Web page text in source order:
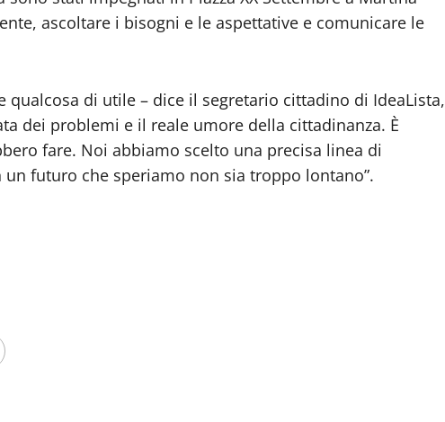
ascoltare i bisogni e le aspettative e comunicare le
di utile – dice il segretario cittadino di IdeaLista,
dei problemi e il reale umore della cittadinanza. È
fare. Noi abbiamo scelto una precisa linea di
futuro che speriamo non sia troppo lontano”.